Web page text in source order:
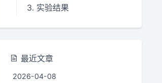
3. 实验结果
最近文章
2026-04-08